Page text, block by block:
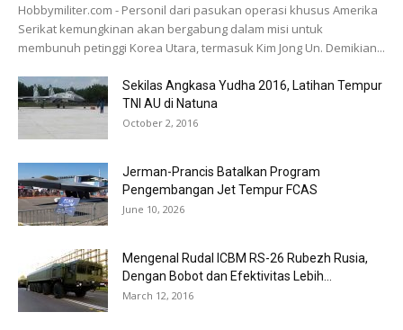
Hobbymiliter.com - Personil dari pasukan operasi khusus Amerika
Serikat kemungkinan akan bergabung dalam misi untuk
membunuh petinggi Korea Utara, termasuk Kim Jong Un. Demikian...
Sekilas Angkasa Yudha 2016, Latihan Tempur
TNI AU di Natuna
October 2, 2016
Jerman-Prancis Batalkan Program
Pengembangan Jet Tempur FCAS
June 10, 2026
Mengenal Rudal ICBM RS-26 Rubezh Rusia,
Dengan Bobot dan Efektivitas Lebih...
March 12, 2016